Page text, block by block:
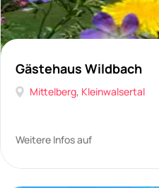
Gästehaus Wildbach
Mittelberg, Kleinwalsertal
Weitere Infos auf